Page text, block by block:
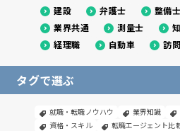
建設
弁護士 整備士
業界共通
測量士
経理職
自動車 訪
タグで選ぶ
就職・転職ノウハウ 業界知識
資格・スキル
転職エージェント比